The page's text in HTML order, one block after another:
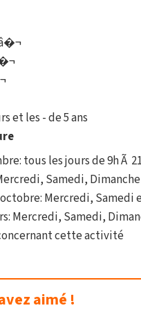
et les - de 5 ans
tous les jours de 9h Ã
Samedi,
Mercredi, Samedi
Mercredi, Samedi,
cette activité
aimé !